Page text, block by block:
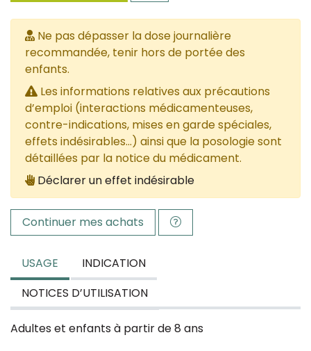
Ne pas dépasser la dose journalière
recommandée, tenir hors de portée des
enfants.
Les informations relatives aux précautions
d’emploi (interactions médicamenteuses,
contre-indications, mises en garde spéciales,
effets indésirables...) ainsi que la posologie sont
détaillées par la notice du médicament.
Déclarer un effet indésirable
Continuer mes achats
USAGE
INDICATION
NOTICES D’UTILISATION
Adultes et enfants à partir de 8 ans